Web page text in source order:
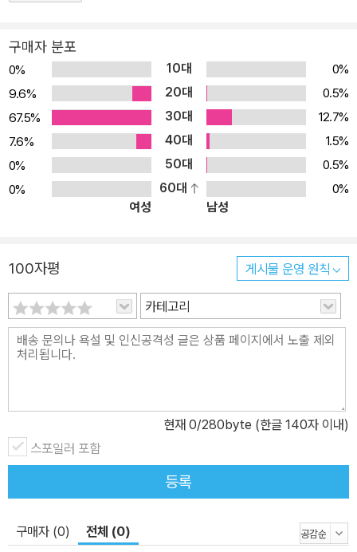
구매자 분포
0% 10대
0%
9.6%
20대
0.5%
67.5%
30대
12.7%
7.6%
40대
1.5%
0%
50대
0.5%
0%
60대
0%
여성
남성
100자평 게시물 운영 원칙
카테고리
현재 0/280byte (한글 140자 이내)
스포일러 포함
등록
구매자 (0) 전체 (0)